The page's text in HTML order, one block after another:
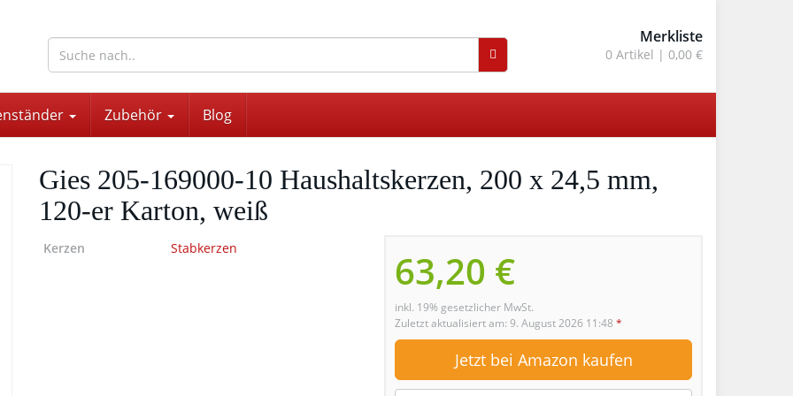
Merkliste
0 Artikel | 0,00 €
Zubehör Blog
Gies 205-169000-10 Haushaltskerzen, 200 x 24,5 mm,
120-er Karton, weiß
63,20 €
inkl. 19% gesetzlicher MwSt.
Zuletzt aktualisiert am: 9. August 2026 11:48 *
Jetzt bei Amazon kaufen
Kerzen Stabkerzen